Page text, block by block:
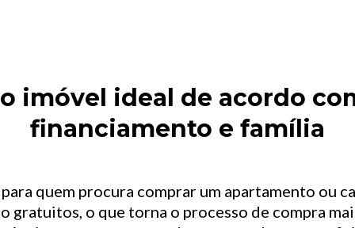
imóvel ideal de acordo
financiamento e família
quem procura comprar um apartamento ou
o que torna o processo de compra